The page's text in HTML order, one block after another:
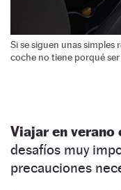
Si se siguen unas simples
coche no tiene porqué
Viajar en verano
desafíos muy
precauciones